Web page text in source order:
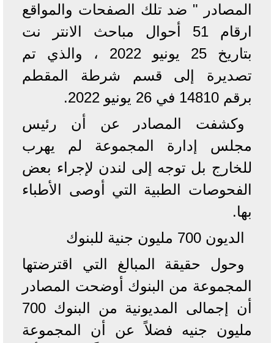
المصادر " ضد تلك الصفحات والمواقع
ارقام 51 أحوال مباحث الانتر نت
بتاريخ 25 يونيو 2022 ، والذي تم
تصديرة إلى قسم شرطة المقطم
برقم 14810 في 26 يونيو 2022.
وكشفت المصادر عن أن رئيس
مجلس إدارة المجموعة لم يهرب
للخارج بل توجه إلى لندن لإجراء بعض
الفحوصات الطبية التي أوصى الأطباء
بها.
الديون 700 مليون جنية للبنوك
وحول حقيقة المبالغ التي اقترضتها
المجموعة من البنوك أوضحت المصادر
أن إجمالى المديونية من البنوك 700
مليون جنيه فضلاً عن أن المجموعة